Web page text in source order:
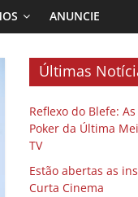
ANUNCIE
Últimas
Reflexo do Blefe:
Poker da Última
TV
Estão abertas as
Curta Cinema